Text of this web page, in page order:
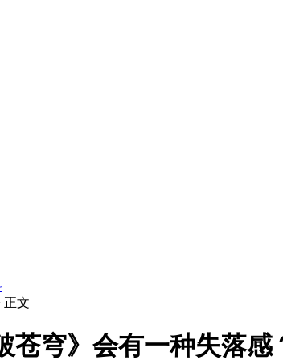
正文
苍穹》会有一种失落